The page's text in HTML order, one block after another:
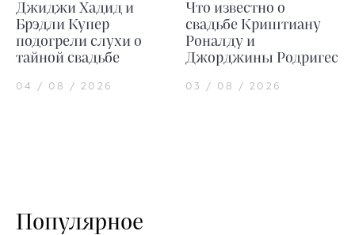
Джиджи Хадид и
Брэдли Купер
подогрели слухи о
тайной свадьбе
04 / 08 / 2026
Что известно о
свадьбе Криштиану
Роналду и
Джорджины Родригес
03 / 08 / 2026
Популярное